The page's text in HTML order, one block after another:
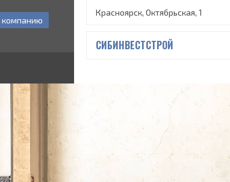
компанию
Красноярск, Октябрьская, 1
СИБИНВЕСТСТРОЙ